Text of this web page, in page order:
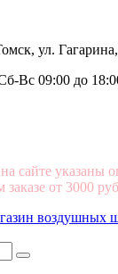
ул.
Вс 09:00 до
сайте указаны
от 3000